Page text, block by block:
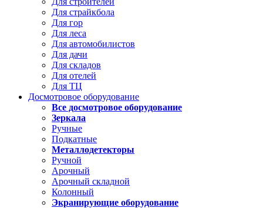
Для страйкбола
Для гор
Для леса
Для автомобилистов
Для дачи
Для складов
Для отелей
Для ТЦ
Досмотровое оборудование
Все досмотровое оборудование
Зеркала
Ручные
Подкатные
Металлодетекторы
Ручной
Арочный
Арочный складной
Колонный
Экранирующие оборудование